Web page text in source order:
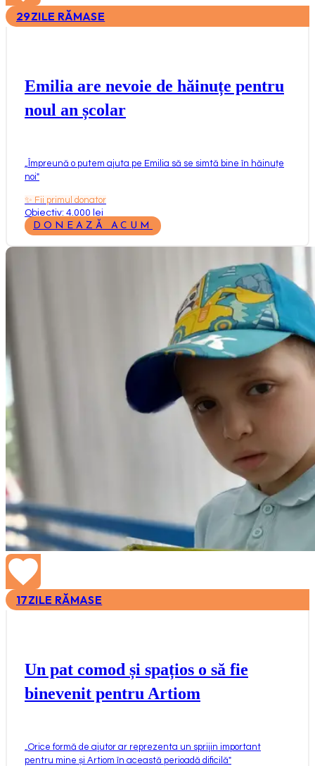
29ZILE RĂMASE
Emilia are nevoie de hăinuțe pentru
noul an școlar
Împreună o putem ajuta pe Emilia să se simtă bine în hăinuțe
noi"
✨ Fii primul donator
Obiectiv: 4.000 lei
DONEAZĂ ACUM
17ZILE RĂMASE
Un pat comod și spațios o să fie
binevenit pentru Artiom
Orice formă de ajutor ar reprezenta un sprijin important
pentru mine și Artiom în această perioadă dificilă"